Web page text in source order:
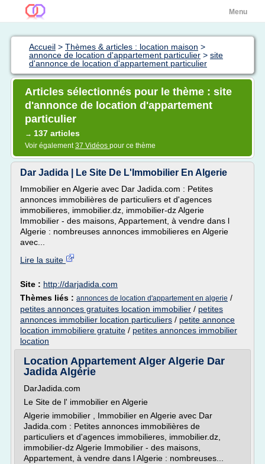
Menu
Accueil > Thèmes & articles : location maison >
annonce de location d'appartement particulier > site
d'annonce de location d'appartement particulier
Articles sélectionnés pour le thème : site
d'annonce de location d'appartement
particulier
→ 137 articles
Voir également37 Vidéos pour ce thème
Dar Jadida | Le Site De L'Immobilier En Algerie
Immobilier en Algerie avec Dar Jadida.com : Petites
annonces immobilières de particuliers et d'agences
immobilieres, immobilier.dz, immobilier-dz Algerie
Immobilier - des maisons, Appartement, à vendre dans l
Algerie : nombreuses annonces immobilieres en Algerie
avec...
Lire la suite
Site : http://darjadida.com
Thèmes liés : annonces de location d'appartement en algerie /
petites annonces gratuites location immobilier / petites
annonces immobilier location particuliers / petite annonce
location immobiliere gratuite / petites annonces immobilier
location
Location Appartement Alger Algerie Dar
Jadida Algérie
DarJadida.com
Le Site de l' immobilier en Algerie
Algerie immobilier , Immobilier en Algerie avec Dar
Jadida.com : Petites annonces immobilières de
particuliers et d'agences immobilieres, immobilier.dz,
immobilier-dz Algerie Immobilier - des maisons,
Appartement, à vendre dans l Algerie : nombreuses...